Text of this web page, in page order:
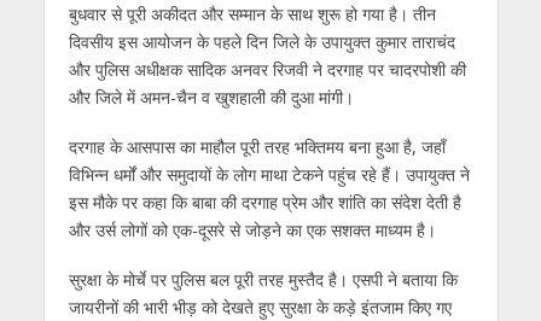
बुधवार से पूरी अकीदत और सम्मान के साथ शुरू हो गया है। तीन
दिवसीय इस आयोजन के पहले दिन जिले के उपायुक्त कुमार ताराचंद
और पुलिस अधीक्षक सादिक अनवर रिजवी ने दरगाह पर चादरपोशी की
और जिले में अमन-चैन व खुशहाली की दुआ मांगी।
दरगाह के आसपास का माहौल पूरी तरह भक्तिमय बना हुआ है, जहाँ
विभिन्न धर्मों और समुदायों के लोग माथा टेकने पहुंच रहे हैं। उपायुक्त ने
इस मौके पर कहा कि बाबा की दरगाह प्रेम और शांति का संदेश देती है
और उर्स लोगों को एक-दूसरे से जोड़ने का एक सशक्त माध्यम है।
सुरक्षा के मोर्चे पर पुलिस बल पूरी तरह मुस्तैद है। एसपी ने बताया कि
जायरीनों की भारी भीड़ को देखते हुए सुरक्षा के कड़े इंतजाम किए गए